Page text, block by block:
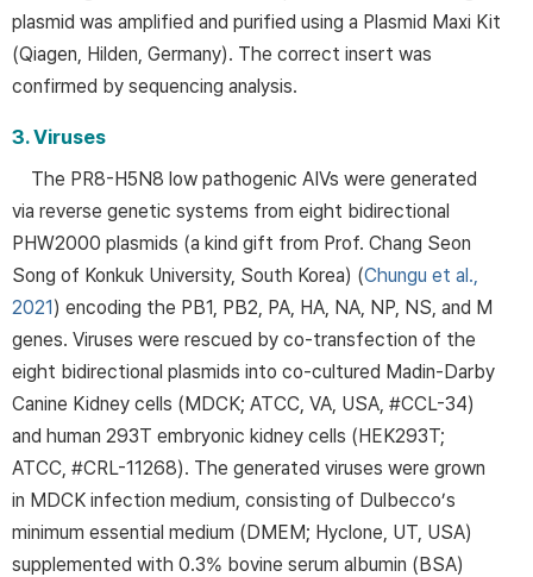
plasmid was amplified and purified using a Plasmid Maxi Kit
(Qiagen, Hilden, Germany). The correct insert was
confirmed by sequencing analysis.
3. Viruses
The PR8-H5N8 low pathogenic AIVs were generated
via reverse genetic systems from eight bidirectional
PHW2000 plasmids (a kind gift from Prof. Chang Seon
Song of Konkuk University, South Korea) (Chungu et al.,
2021) encoding the PB1, PB2, PA, HA, NA, NP, NS, and M
genes. Viruses were rescued by co-transfection of the
eight bidirectional plasmids into co-cultured Madin-Darby
Canine Kidney cells (MDCK; ATCC, VA, USA, #CCL-34)
and human 293T embryonic kidney cells (HEK293T;
ATCC, #CRL-11268). The generated viruses were grown
in MDCK infection medium, consisting of Dulbecco’s
minimum essential medium (DMEM; Hyclone, UT, USA)
supplemented with 0.3% bovine serum albumin (BSA)